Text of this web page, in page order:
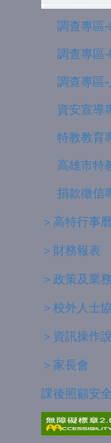
調查專區-
調查專區-
調查專區-
資安宣導
特教教育
高雄市特
捐款徵信
＞高特行事曆
＞財務報表
＞政策及業
＞校外人士
＞資訊操作
＞家長會
課後照顧安